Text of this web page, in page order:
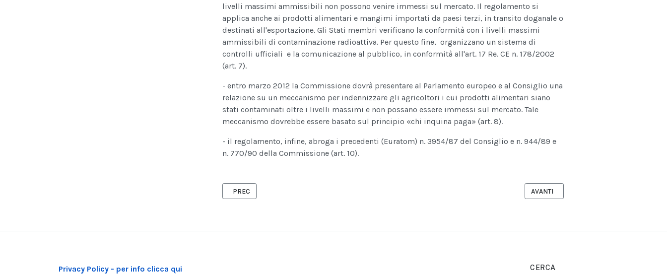
livelli massimi ammissibili non possono venire immessi sul mercato. Il regolamento si
applica anche ai prodotti alimentari e mangimi importati da paesi terzi, in transito doganale o
destinati all'esportazione. Gli Stati membri verificano la conformità con i livelli massimi
ammissibili di contaminazione radioattiva. Per questo fine, organizzano un sistema di
controlli ufficiali e la comunicazione al pubblico, in conformità all'art. 17 Re. CE n. 178/2002
(art. 7).
- entro marzo 2012 la Commissione dovrà presentare al Parlamento europeo e al Consiglio una
relazione su un meccanismo per indennizzare gli agricoltori i cui prodotti alimentari siano
stati contaminati oltre i livelli massimi e non possano essere immessi sul mercato. Tale
meccanismo dovrebbe essere basato sul principio «chi inquina paga» (art. 8).
- il regolamento, infine, abroga i precedenti (Euratom) n. 3954/87 del Consiglio e n. 944/89 e
n. 770/90 della Commissione (art. 10).
ARTICOLO PRECEDENTE: MONOPOLI: OGGI CONFERENZA STAMPA DEL COMITATO NO OIL SI RINNOVABILI
PREC ARTICOLO SUCCESSIVO: PROVINCIA DI
AVANTI
Privacy Policy - per info clicca qui CERCA